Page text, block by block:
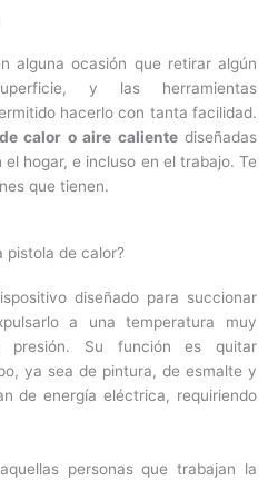
alguna ocasión que retirar algún
y las herramientas
hacerlo con tanta facilidad.
calor o aire calientediseñadas
hogar, e incluso en el trabajo. Te
que tienen.
pistola de calor?
diseñado para succionar
a una temperatura muy
Su función es quitar
ya sea de pintura, de esmalte y
de energía eléctrica, requiriendo
personas que trabajan la